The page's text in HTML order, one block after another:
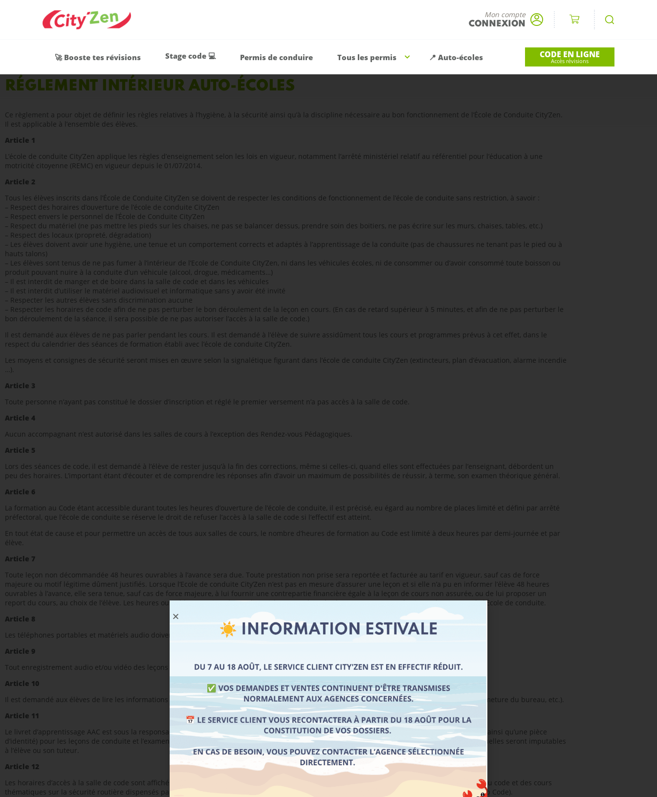
Mon compte
CONNEXION
🚀 Booste tes révisions Stage code 💻 Permis de conduire Tous les permis 📍 Auto-écoles CODE EN LIGNE
Accès révisions
RÉGLEMENT INTÉRIEUR AUTO-ÉCOLES
Ce règlement a pour objet de définir les règles relatives à l’hygiène, à la sécurité ainsi qu’à la discipline nécessaire au bon fonctionnement de l’École de Conduite City’Zen.
Il est applicable à l’ensemble des élèves.
Article 1
L’école de conduite City’Zen applique les règles d’enseignement selon les lois en vigueur, notamment l’arrêté ministériel relatif au référentiel pour l’éducation à une
motricité citoyenne (REMC) en vigueur depuis le 01/07/2014.
Article 2
Tous les élèves inscrits dans l’École de Conduite City’Zen se doivent de respecter les conditions de fonctionnement de l’école de conduite sans restriction, à savoir :
– Respect des horaires d’ouverture de l’école de conduite City’Zen
– Respect envers le personnel de l’École de Conduite City’Zen
– Respect du matériel (ne pas mettre les pieds sur les chaises, ne pas se balancer dessus, prendre soin des boitiers, ne pas écrire sur les murs, chaises, tables, etc.)
– Respect des locaux (propreté, dégradation)
– Les élèves doivent avoir une hygiène, une tenue et un comportement corrects et adaptés à l’apprentissage de la conduite (pas de chaussures ne tenant pas le pied ou à
hauts talons)
– Les élèves sont tenus de ne pas fumer à l’intérieur de l’Ecole de Conduite City’Zen, ni dans les véhicules écoles, ni de consommer ou d’avoir consommé toute boisson ou
produit pouvant nuire à la conduite d’un véhicule (alcool, drogue, médicaments…)
– Il est interdit de manger et de boire dans la salle de code et dans les véhicules
– Il est interdit d’utiliser le matériel audiovisuel et informatique sans y avoir été invité
– Respecter les autres élèves sans discrimination aucune
– Respecter les horaires de code afin de ne pas perturber le bon déroulement de la leçon en cours. (En cas de retard supérieur à 5 minutes, et afin de ne pas perturber le
bon déroulement de la séance, il sera possible de ne pas autoriser l’accès à la salle de code.)
Il est demandé aux élèves de ne pas parler pendant les cours. Il est demandé à l’élève de suivre assidûment tous les cours et programmes prévus à cet effet, dans le
respect du calendrier des séances de formation établi avec l’école de conduite City’Zen.
Les moyens et consignes de sécurité seront mises en œuvre selon la signalétique figurant dans l’école de conduite City’Zen (extincteurs, plan d’évacuation, alarme incendie
…).
Article 3
Toute personne n’ayant pas constitué le dossier d’inscription et réglé le premier versement n’a pas accès à la salle de code.
Article 4
Aucun accompagnant n’est autorisé dans les salles de cours à l’exception des Rendez-vous Pédagogiques.
Article 5
Lors des séances de code, il est demandé à l’élève de rester jusqu’à la fin des corrections, même si celles-ci, quand elles sont effectuées par l’enseignant, débordent un
peu des horaires. L’important étant d’écouter et de comprendre les réponses afin d’avoir un maximum de possibilités de réussir, à terme, son examen théorique général.
Article 6
La formation au Code étant accessible durant toutes les heures d’ouverture de l’école de conduite, il est précisé, eu égard au nombre de places limité et défini par arrêté
préfectoral, que l’école de conduite se réserve le droit de refuser l’accès à la salle de code si l’effectif est atteint.
En tout état de cause et pour permettre un accès de tous aux salles de cours, le nombre d’heures de formation au Code est limité à deux heures par demi-journée et par
élève.
Article 7
Toute leçon non décommandée 48 heures ouvrables à l’avance sera due. Toute prestation non prise sera reportée et facturée au tarif en vigueur, sauf cas de force
majeure ou motif légitime dûment justifiés. Lorsque l’Ecole de conduite City’Zen n’est pas en mesure d’assurer une leçon et si elle n’a pu en informer l’élève 48 heures
ouvrables à l’avance, elle sera tenue, sauf cas de force majeure, à lui fournir une contrepartie financière égale à la leçon de cours non assurée, ou de lui proposer un
report du cours, au choix de l’élève. Les heures ouvrables mentionnées audit article s’entendent des heures courant sur des jours d’ouverture de l’École de conduite.
Article 8
Les téléphones portables et matériels audio doivent être éteints en leçon de conduite et pendant les séances de code.
Article 9
Tout enregistrement audio et/ou vidéo des leçons et examens par un élève ou candidat est formellement interdit.
Article 10
Il est demandé aux élèves de lire les informations mises à leur disposition sur la porte de l’École de Conduite City’Zen (annulation des séances, fermeture du bureau, etc.).
Article 11
Le livret d’apprentissage AAC est sous la responsabilité de l’élève. Il devra en prendre le plus grand soin car la présence de celui-ci est obligatoire (ainsi qu’une pièce
d’identité) pour les leçons de conduite et l’examen de conduite. En cas de non présentation du livret aux forces de l’ordre, les conséquences éventuelles seront imputables
à l’élève ou son tuteur.
Article 12
Les horaires d’accès à la salle de code sont affichés au sein de l’école de conduite City’Zen. Les cours théoriques comprennent des entraînements au code et des cours
thématiques sur la sécurité routière dispensés par un enseignant diplômé. Les entraînements au code peuvent se faire en salle ou à distance (Web Code).